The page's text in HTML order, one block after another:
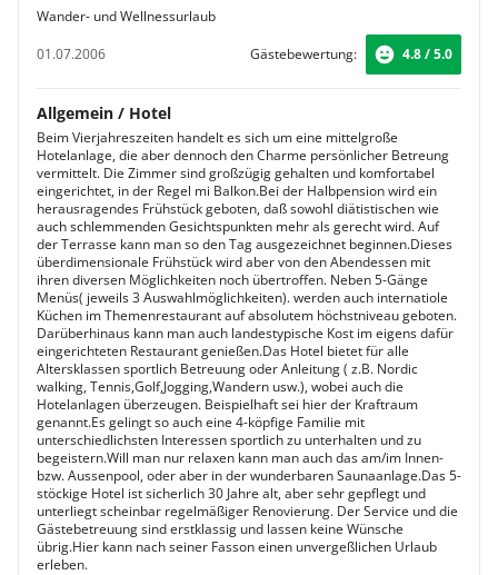
Wander- und Wellnessurlaub
01.07.2006
Gästebewertung: 4.8 / 5.0
Allgemein / Hotel
Beim Vierjahreszeiten handelt es sich um eine mittelgroße
Hotelanlage, die aber dennoch den Charme persönlicher Betreung
vermittelt. Die Zimmer sind großzügig gehalten und komfortabel
eingerichtet, in der Regel mi Balkon.Bei der Halbpension wird ein
herausragendes Frühstück geboten, daß sowohl diätistischen wie
auch schlemmenden Gesichtspunkten mehr als gerecht wird. Auf
der Terrasse kann man so den Tag ausgezeichnet beginnen.Dieses
überdimensionale Frühstück wird aber von den Abendessen mit
ihren diversen Möglichkeiten noch übertroffen. Neben 5-Gänge
Menüs( jeweils 3 Auswahlmöglichkeiten). werden auch internatiole
Küchen im Themenrestaurant auf absolutem höchstniveau geboten.
Darüberhinaus kann man auch landestypische Kost im eigens dafür
eingerichteten Restaurant genießen.Das Hotel bietet für alle
Altersklassen sportlich Betreuung oder Anleitung ( z.B. Nordic
walking, Tennis,Golf,Jogging,Wandern usw.), wobei auch die
Hotelanlagen überzeugen. Beispielhaft sei hier der Kraftraum
genannt.Es gelingt so auch eine 4-köpfige Familie mit
unterschiedlichsten Interessen sportlich zu unterhalten und zu
begeistern.Will man nur relaxen kann man auch das am/im Innen-
bzw. Aussenpool, oder aber in der wunderbaren Saunaanlage.Das 5-
stöckige Hotel ist sicherlich 30 Jahre alt, aber sehr gepflegt und
unterliegt scheinbar regelmäßiger Renovierung. Der Service und die
Gästebetreuung sind erstklassig und lassen keine Wünsche
übrig.Hier kann nach seiner Fasson einen unvergeßlichen Urlaub
erleben.